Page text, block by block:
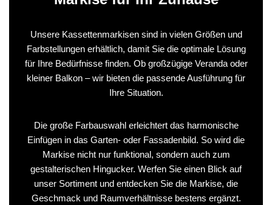
Unsere Kassettenmarkisen sind in vielen Größen und
Farbstellungen erhältlich, damit Sie die optimale Lösung
für Ihre Bedürfnisse finden. Ob großzügige Veranda oder
kleiner Balkon – wir bieten die passende Ausführung für
Ihre Situation.
Die große Farbauswahl erleichtert das harmonische
Einfügen in das Garten- oder Fassadenbild. So wird die
Markise nicht nur funktional, sondern auch zum
gestalterischen Hingucker. Werfen Sie einen Blick auf
unser Sortiment und entdecken Sie die Markise, die
Geschmack und Raumverhältnisse bestens ergänzt.